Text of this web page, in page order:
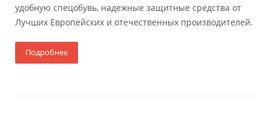
удобную спецобувь, надежные защитные средства от
Лучших Европейских и отечественных производителей.
Подробнее